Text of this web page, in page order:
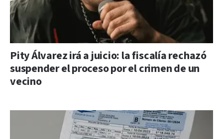
Pity Álvarez irá a juicio: la fiscalía rechazó
suspender el proceso por el crimen de un
vecino